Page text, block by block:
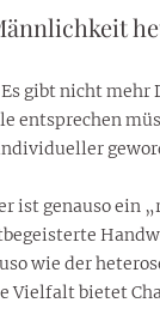
gibt nicht mehr
entsprechen
ist genauso ein
wie der
Vielfalt bietet